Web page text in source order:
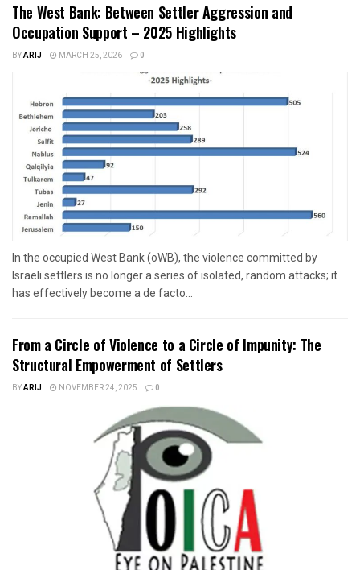
The West Bank: Between Settler Aggression and
Occupation Support – 2025 Highlights
BYARIJ MARCH 25, 2026 0
In the occupied West Bank (oWB), the violence committed by
Israeli settlers is no longer a series of isolated, random attacks; it
has effectively become a de facto...
From a Circle of Violence to a Circle of Impunity: The
Structural Empowerment of Settlers
BYARIJ NOVEMBER 24, 2025 0